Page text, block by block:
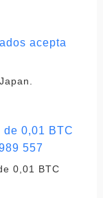
​​acepta
0,01 BTC
557
0,01 BTC